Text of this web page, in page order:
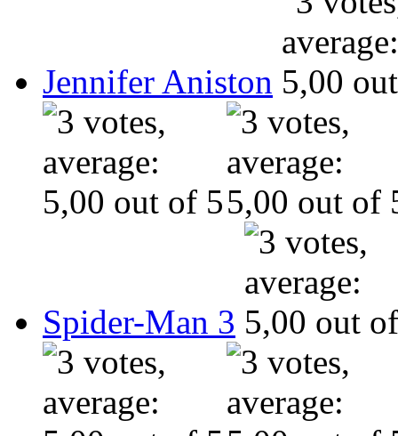
Jennifer Aniston
Spider-Man 3